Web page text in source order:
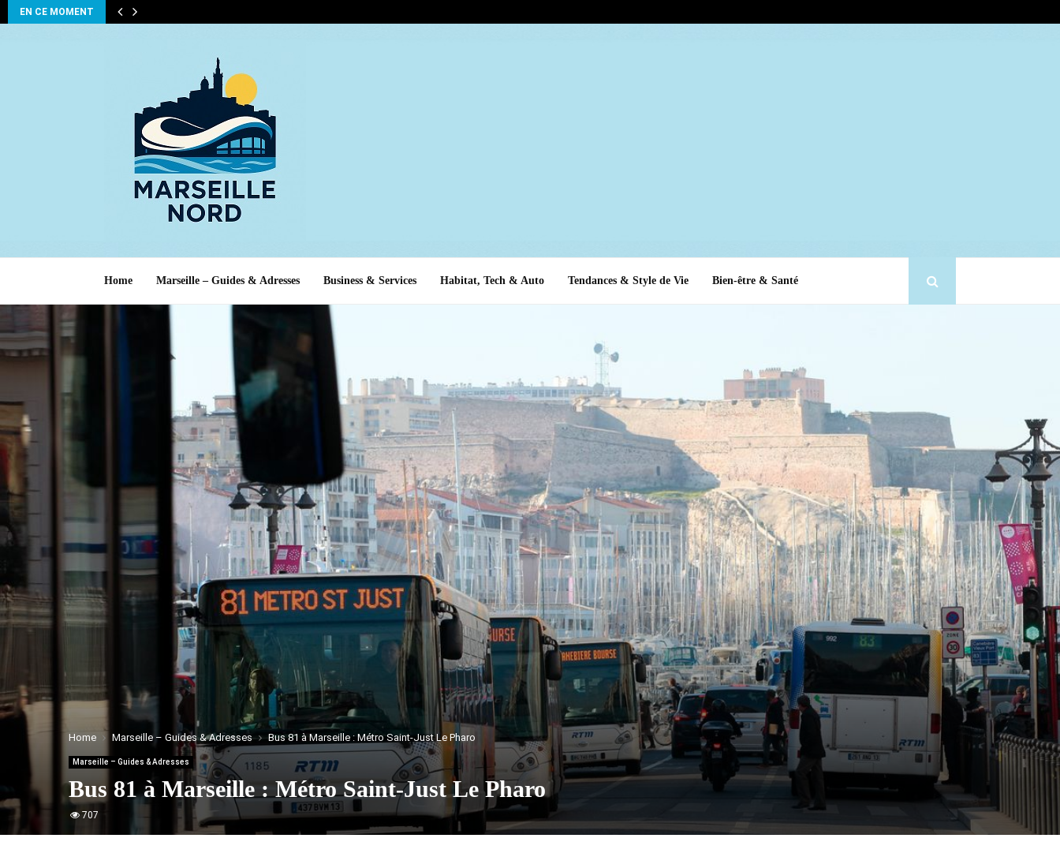
EN CE MOMENT
Home Marseille – Guides & Adresses Business & Services Habitat, Tech & Auto Tendances & Style de Vie Bien-être & Santé
Home Marseille – Guides & Adresses Bus 81 à Marseille : Métro Saint-Just Le Pharo
Marseille – Guides & Adresses
Bus 81 à Marseille : Métro Saint-Just Le Pharo
707